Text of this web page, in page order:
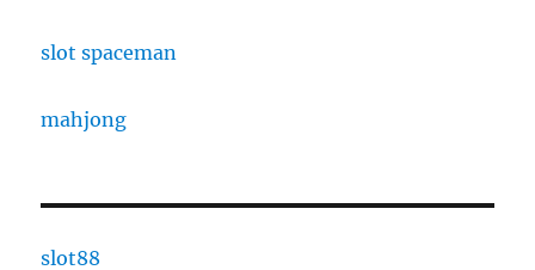
slot spaceman
mahjong
slot88